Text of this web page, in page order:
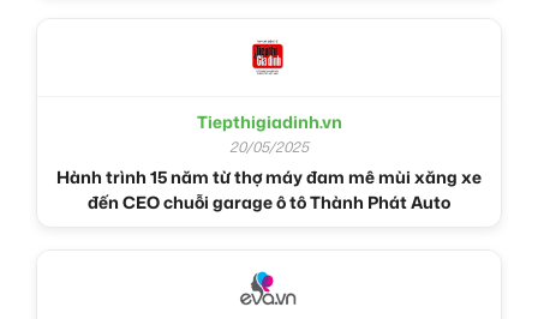
Tiepthigiadinh.vn
20/05/2025
Hành trình 15 năm từ thợ máy đam mê mùi xăng xe
đến CEO chuỗi garage ô tô Thành Phát Auto